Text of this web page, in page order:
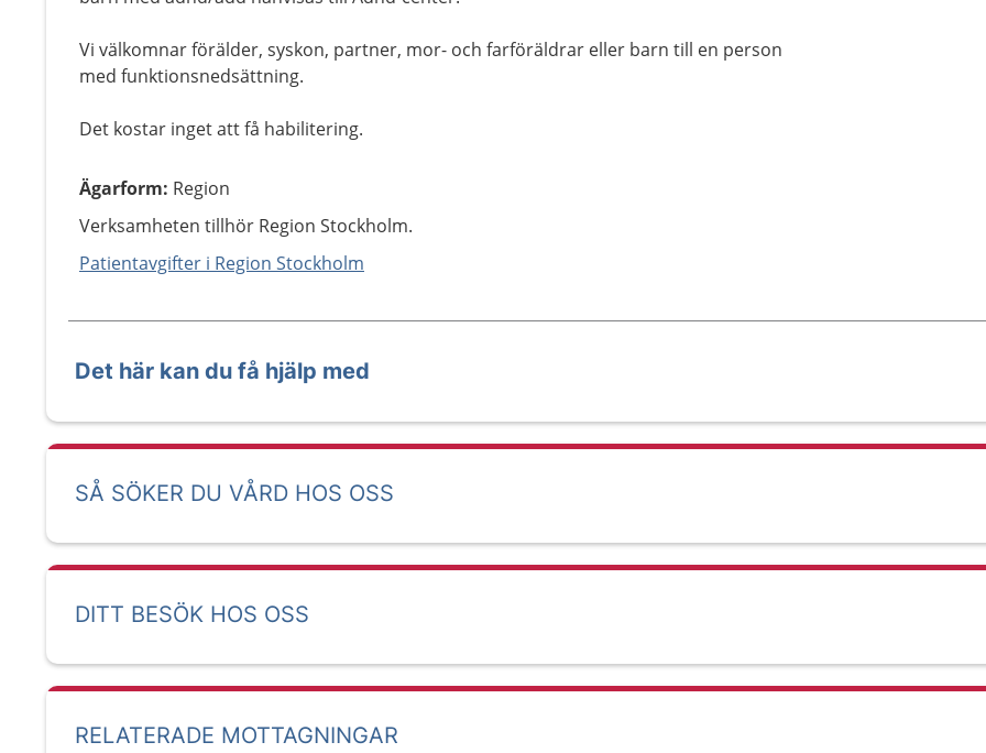
Vi välkomnar förälder, syskon, partner, mor- och farföräldrar eller barn till en person
med funktionsnedsättning.
Det kostar inget att få habilitering.
Ägarform: Region
Verksamheten tillhör Region Stockholm.
Patientavgifter i Region Stockholm
Det här kan du få hjälp med
SÅ SÖKER DU VÅRD HOS OSS
DITT BESÖK HOS OSS
RELATERADE MOTTAGNINGAR